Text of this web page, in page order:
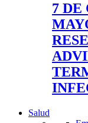
7 DE
Salud